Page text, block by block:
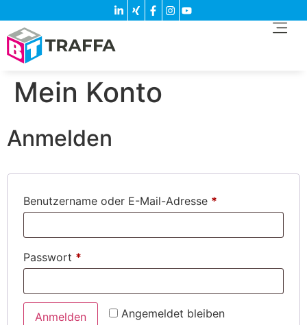
Mein Konto
Anmelden
Benutzername oder E-Mail-Adresse *
Passwort *
Angemeldet bleiben
Anmelden